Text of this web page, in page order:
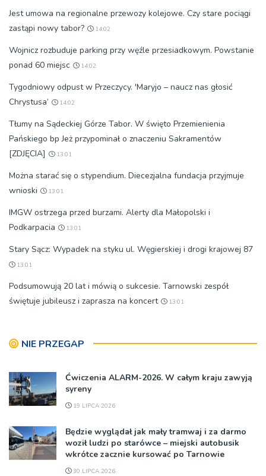
Jest umowa na regionalne przewozy kolejowe. Czy stare pociągi
zastąpi nowy tabor?
14:02
Wojnicz rozbuduje parking przy węźle przesiadkowym. Powstanie
ponad 60 miejsc
14:02
Tygodniowy odpust w Przeczycy. 'Maryjo – naucz nas głosić
Chrystusa’
14:02
Tłumy na Sądeckiej Górze Tabor. W święto Przemienienia
Pańskiego bp Jeż przypominał o znaczeniu Sakramentów
[ZDJĘCIA]
13:01
Można starać się o stypendium. Diecezjalna fundacja przyjmuje
wnioski
13:01
IMGW ostrzega przed burzami. Alerty dla Małopolski i
Podkarpacia
13:01
Stary Sącz: Wypadek na styku ul. Węgierskiej i drogi krajowej 87
13:01
Podsumowują 20 lat i mówią o sukcesie. Tarnowski zespół
świętuje jubileusz i zaprasza na koncert
13:01
NIE PRZEGAP
Ćwiczenia ALARM-2026. W całym kraju zawyją
syreny
19 LIPCA 2026
Będzie wyglądał jak mały tramwaj i za darmo
woził ludzi po starówce – miejski autobusik
wkrótce zacznie kursować po Tarnowie
30 LIPCA 2026